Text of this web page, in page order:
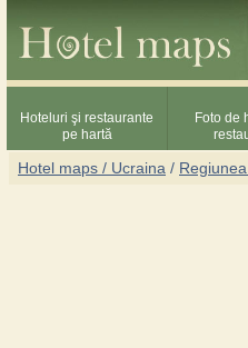
Hoteluri şi restaurante
pe hartă
Foto de
Hotel maps / Ucraina /